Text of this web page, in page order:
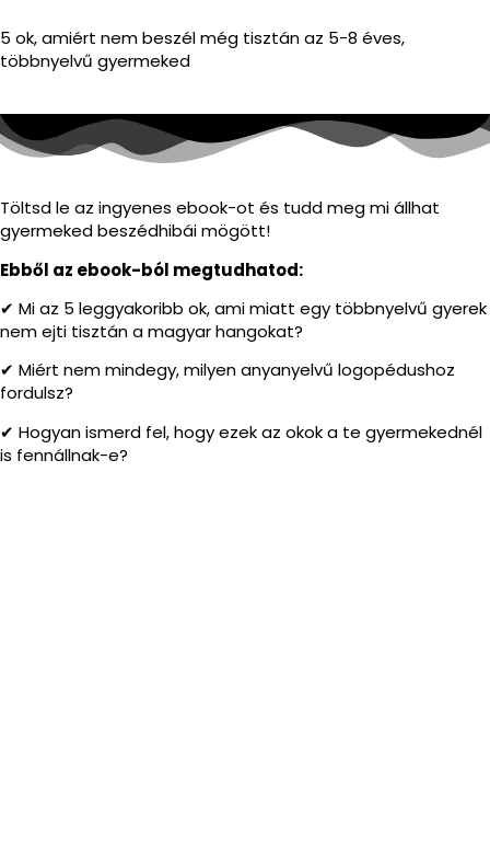
5 ok, amiért nem beszél még tisztán az 5-8 éves,
többnyelvű gyermeked
Töltsd le az ingyenes ebook-ot és tudd meg mi állhat
gyermeked beszédhibái mögött!
Ebből az ebook-ból megtudhatod:
✔ Mi az 5 leggyakoribb ok, ami miatt egy többnyelvű gyerek
nem ejti tisztán a magyar hangokat?
✔ Miért nem mindegy, milyen anyanyelvű logopédushoz
fordulsz?
✔ Hogyan ismerd fel, hogy ezek az okok a te gyermekednél
is fennállnak-e?